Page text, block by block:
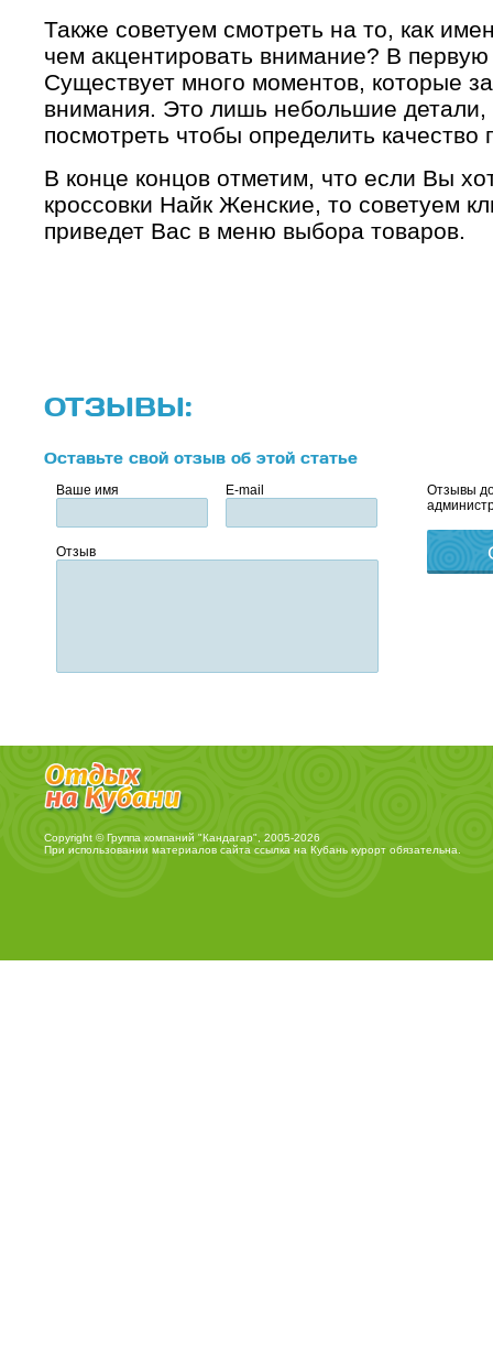
Также советуем смотреть на то, как
чем акцентировать внимание? В
Существует много моментов, которые
внимания. Это лишь небольшие детали,
посмотреть чтобы определить качество
В конце концов отметим, что если Вы
кроссовки Найк Женские, то советуем
приведет Вас в меню выбора товаров.
ОТЗЫВЫ:
Оставьте свой отзыв об этой статье
Ваше имя E-mail
Отзыв
Отзывы
Copyright © Группа компаний "Кандагар", 2005-2026
При использовании материалов сайта ссылка на Кубань курортобязательна.